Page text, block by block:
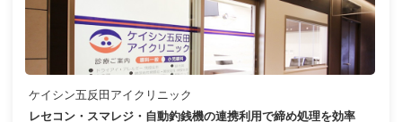
ケイシン五反田アイクリニック
レセコン・スマレジ・自動釣銭機の連携利用で締め処理を効率